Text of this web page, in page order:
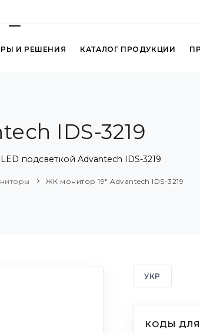
И РЕШЕНИЯ КАТАЛОГ ПРОДУКЦИИ
IDS-3219
подсветкой Advantech IDS-3219
ЖК монитор 19" Advantech IDS-3219
УКР
КОДЫ ДЛЯ